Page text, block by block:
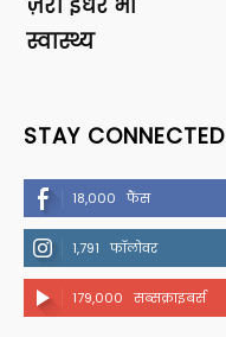
ज़रा इधर भी
स्वास्थ्य
STAY CONNECTED
18,000 फैंस
1,791 फॉलोवर
179,000 सब्सक्राइबर्स